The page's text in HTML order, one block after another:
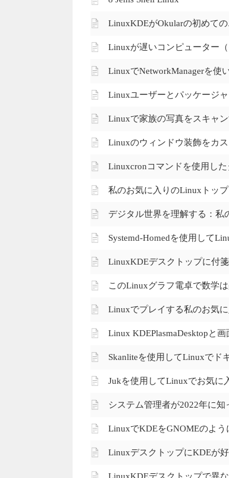
LinuxKDEがOkularの初めて
Linuxが遅いコンピューター
LinuxでNetworkManagerを使
Linuxユーザーとパッケージ
Linuxで家族の写真をスキャ
Linuxのウィンドウ装飾をカ
Linuxcronコマンドを使用し
私のお気に入りのLinuxトッ
デジタル世界を理解する：私
Systemd-Homedを使用して
LinuxKDEデスクトップに付
このLinuxグラフ電卓で数学
Linuxでプレイする私のお気
Linux KDEPlasmaDesktopと
Skanliteを使用してLinuxでド
Jukを使用してLinuxでお気に
システム管理者が2022年に
LinuxでKDEをGNOMEのよ
LinuxデスクトップにKDEが